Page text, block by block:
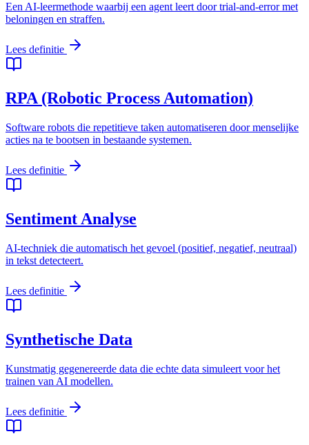
Een AI-leermethode waarbij een agent leert door trial-and-error met
beloningen en straffen.
Lees definitie
RPA (Robotic Process Automation)
Software robots die repetitieve taken automatiseren door menselijke
acties na te bootsen in bestaande systemen.
Lees definitie
Sentiment Analyse
AI-techniek die automatisch het gevoel (positief, negatief, neutraal)
in tekst detecteert.
Lees definitie
Synthetische Data
Kunstmatig gegenereerde data die echte data simuleert voor het
trainen van AI modellen.
Lees definitie